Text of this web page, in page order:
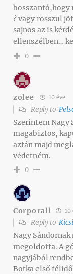
bosszantó,hogy
? vagy rosszul
sajnos az is
ellenszélben…
0
zolee 10 éve
Reply to
Szerintem
magabiztos,
aztán majd
védetném.
0
Corporall 10
Reply to
Nagy
megoldotta. A
nagyjából
Botka első